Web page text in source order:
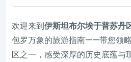
欢迎来到伊斯坦布尔埃于普苏丹
包罗万象的旅游指南——带您领
区之一，感受深厚的历史底蕴与